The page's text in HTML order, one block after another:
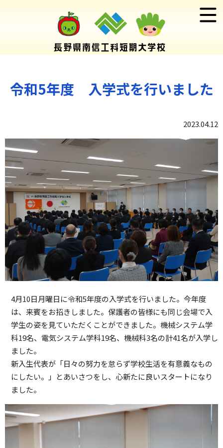
令和5年度 入学式を行いました
2023.04.12
4月10日月曜日に令和5年度の入学式を行いました。今年度
は、来賓をお招きしました。保護者の皆様にも同じ会場で入
学生の姿を見ていただくことができました。機械システム学
科19名、電気システム学科19名、機械科3名の計41名が入学し
ました。
新入生代表が「日々の努力を怠らず学校生活を有意義なもの
にしたい。」とあいさつをし、心新たに良いスタートになり
ました。